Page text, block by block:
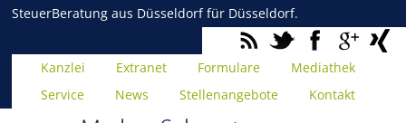
SteuerBeratung aus Düsseldorf für Düsseldorf.
Kanzlei Extranet Formulare
Mediathek
Service
News Stellenangebote Kontakt